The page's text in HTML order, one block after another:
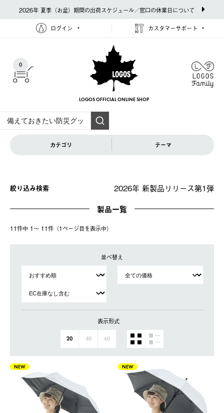
2026年 夏季（お盆）期間の出荷スケジュール／窓口の休業日について
ログイン カスタマーサポート
0
LOGOS OFFICIAL ONLINE SHOP
カテゴリ テーマ
絞り込み検索 2026年 新製品リリース第1弾
製品一覧
11件中 1〜 11件（1ページ⽬を表⽰中）
並べ替え
表示形式
20 40 60
NEW NEW